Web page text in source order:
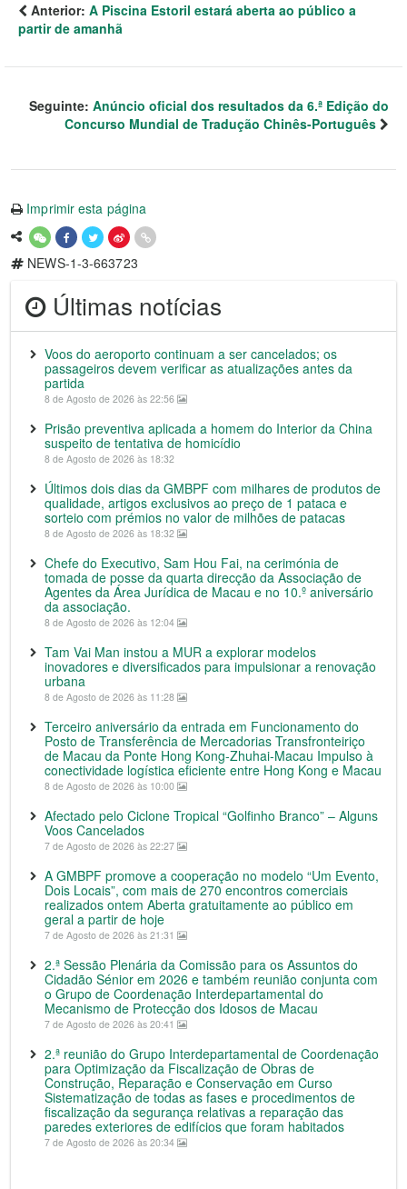
Anterior: A Piscina Estoril estará aberta ao público a
partir de amanhã
Seguinte: Anúncio oficial dos resultados da 6.ª Edição do
Concurso Mundial de Tradução Chinês-Português
Imprimir esta página
NEWS-1-3-663723
Últimas notícias
Voos do aeroporto continuam a ser cancelados; os
passageiros devem verificar as atualizações antes da
partida
8 de Agosto de 2026 às 22:56
Prisão preventiva aplicada a homem do Interior da China
suspeito de tentativa de homicídio
8 de Agosto de 2026 às 18:32
Últimos dois dias da GMBPF com milhares de produtos de
qualidade, artigos exclusivos ao preço de 1 pataca e
sorteio com prémios no valor de milhões de patacas
8 de Agosto de 2026 às 18:32
Chefe do Executivo, Sam Hou Fai, na cerimónia de
tomada de posse da quarta direcção da Associação de
Agentes da Área Jurídica de Macau e no 10.º aniversário
da associação.
8 de Agosto de 2026 às 12:04
Tam Vai Man instou a MUR a explorar modelos
inovadores e diversificados para impulsionar a renovação
urbana
8 de Agosto de 2026 às 11:28
Terceiro aniversário da entrada em Funcionamento do
Posto de Transferência de Mercadorias Transfronteiriço
de Macau da Ponte Hong Kong-Zhuhai-Macau Impulso à
conectividade logística eficiente entre Hong Kong e Macau
8 de Agosto de 2026 às 10:00
Afectado pelo Ciclone Tropical “Golfinho Branco” – Alguns
Voos Cancelados
7 de Agosto de 2026 às 22:27
A GMBPF promove a cooperação no modelo “Um Evento,
Dois Locais”, com mais de 270 encontros comerciais
realizados ontem Aberta gratuitamente ao público em
geral a partir de hoje
7 de Agosto de 2026 às 21:31
2.ª Sessão Plenária da Comissão para os Assuntos do
Cidadão Sénior em 2026 e também reunião conjunta com
o Grupo de Coordenação Interdepartamental do
Mecanismo de Protecção dos Idosos de Macau
7 de Agosto de 2026 às 20:41
2.ª reunião do Grupo Interdepartamental de Coordenação
para Optimização da Fiscalização de Obras de
Construção, Reparação e Conservação em Curso
Sistematização de todas as fases e procedimentos de
fiscalização da segurança relativas a reparação das
paredes exteriores de edifícios que foram habitados
7 de Agosto de 2026 às 20:34